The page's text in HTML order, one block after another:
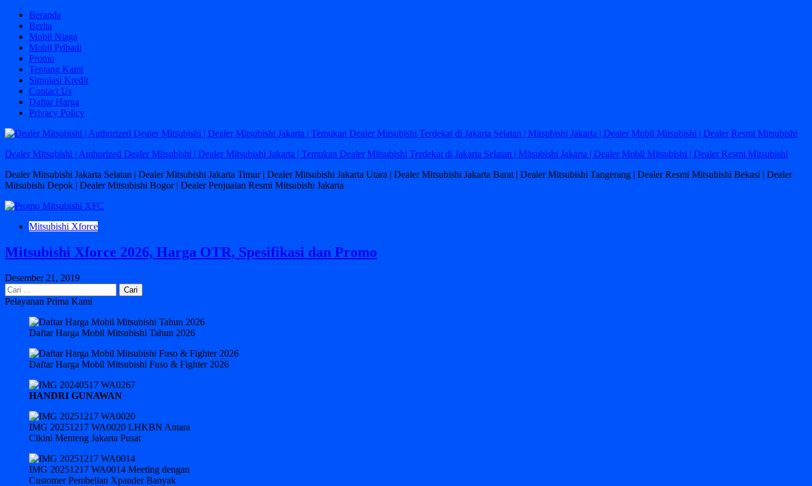
Skip
content
Beranda
Berita
Mobil Niaga
Mobil Pribadi
Promo
Tentang Kami
Simulasi Kredit
Contact Us
Daftar Harga
Privacy Policy
Dealer Mitsubishi | Authorized Dealer Mitsubishi | Dealer Mitsubishi Jakarta | Temukan Dealer Mitsubishi Terdekat di Jakarta Selatan | Mitsubishi Jakarta | Dealer Mobil Mitsubishi | Dealer Resmi Mitsubishi
Dealer Mitsubishi Jakarta Selatan | Dealer Mitsubishi Jakarta Timur | Dealer Mitsubishi Jakarta Utara | Dealer Mitsubishi Jakarta Barat | Dealer Mitsubishi Tangerang | Dealer Resmi Mitsubishi Bekasi | Dealer
Mitsubishi Depok | Dealer Mitsubishi Bogor | Dealer Penjualan Resmi Mitsubishi Jakarta
Mitsubishi Xforce
Mitsubishi Xforce 2026, Harga OTR, Spesifikasi dan Promo
Desember 21, 2019
Cari
untuk:
Pelayanan Prima Kami
Daftar Harga Mobil Mitsubishi Tahun 2026
Daftar Harga Mobil Mitsubishi Fuso & Fighter 2026
HANDRI GUNAWAN
IMG 20251217 WA0020 LHKBN Antara
Cikini Menteng Jakarta Pusat
IMG 20251217 WA0014 Meeting dengan
Customer Pembelian Xpander Banyak